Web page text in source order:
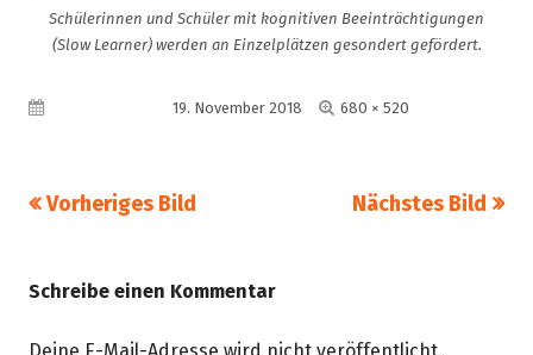
Schülerinnen und Schüler mit kognitiven Beeinträchtigungen
(Slow Learner) werden an Einzelplätzen gesondert gefördert.
Veröffentlicht am19. November 2018 Volle
680 × 520
Vorheriges Bild Nächstes Bild
Schreibe einen Kommentar